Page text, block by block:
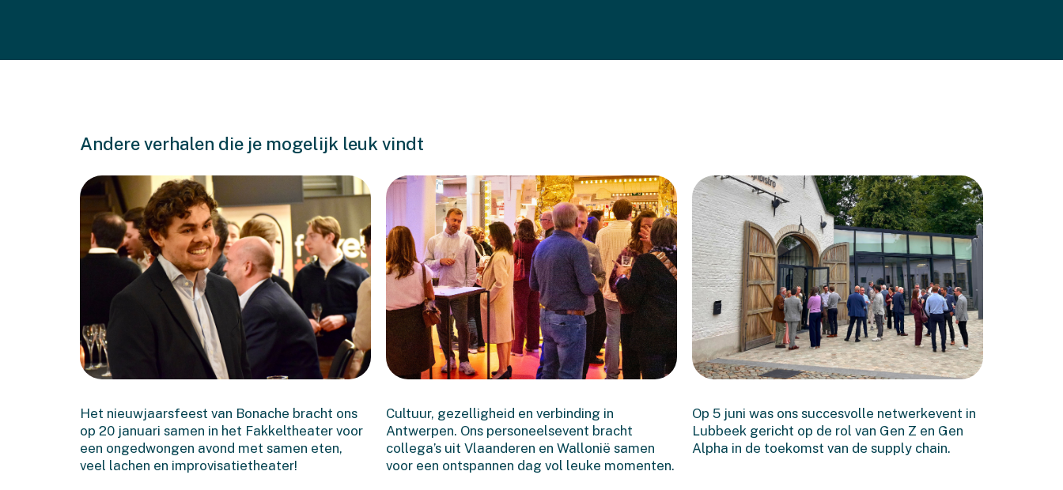
Andere verhalen die je mogelijk leuk vindt
2026!
Het nieuwjaarsfeest van Bonache bracht ons
op 20 januari samen in het Fakkeltheater voor
een ongedwongen avond met samen eten,
veel lachen en improvisatietheater!
dag in Antwerpen
Cultuur, gezelligheid en verbinding in
Antwerpen. Ons personeelsevent bracht
collega’s uit Vlaanderen en Wallonië samen
voor een ontspannen dag vol leuke momenten.
Executive Netwerkevent
in Lubbeek
Op 5 juni was ons succesvolle netwerkevent in
Lubbeek gericht op de rol van Gen Z en Gen
Alpha in de toekomst van de supply chain.